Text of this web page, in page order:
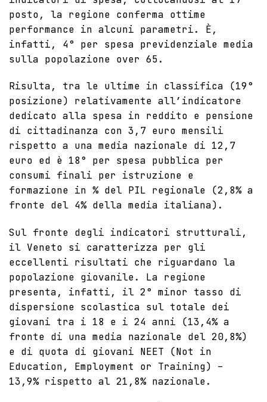
posto, la regione conferma ottime
performance in alcuni parametri. È,
infatti, 4° per spesa previdenziale media
sulla popolazione over 65.
Risulta, tra le ultime in classifica (19°
posizione) relativamente all’indicatore
dedicato alla spesa in reddito e pensione
di cittadinanza con 3,7 euro mensili
rispetto a una media nazionale di 12,7
euro ed è 18° per spesa pubblica per
consumi finali per istruzione e
formazione in % del PIL regionale (2,8% a
fronte del 4% della media italiana).
Sul fronte degli indicatori strutturali,
il Veneto si caratterizza per gli
eccellenti risultati che riguardano la
popolazione giovanile. La regione
presenta, infatti, il 2° minor tasso di
dispersione scolastica sul totale dei
giovani tra i 18 e i 24 anni (13,4% a
fronte di una media nazionale del 20,8%)
e di quota di giovani NEET (Not in
Education, Employment or Training) –
13,9% rispetto al 21,8% nazionale.